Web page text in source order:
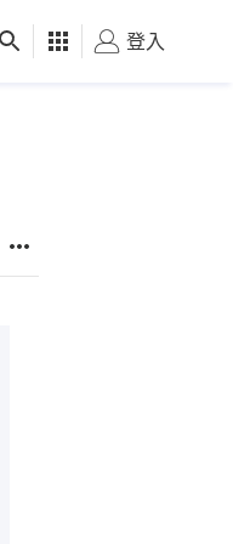
健康 好食玩飛
登入